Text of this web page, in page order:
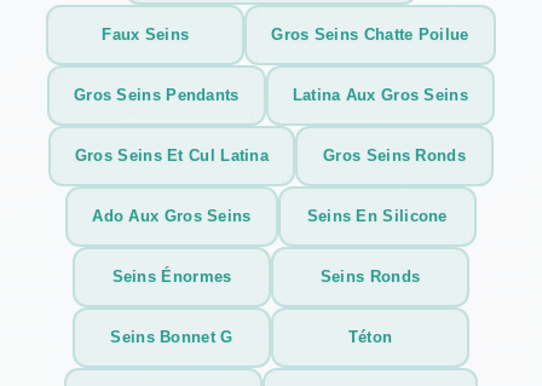
Faux Seins Gros Seins Chatte Poilue
Gros Seins Pendants Latina Aux Gros Seins
Gros Seins Et Cul Latina Gros Seins Ronds
Ado Aux Gros Seins Seins En Silicone
Seins Énormes Seins Ronds
Seins Bonnet G Téton